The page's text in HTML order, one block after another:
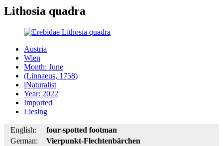
Lithosia quadra
Austria
Wien
Month: June
(Linnaeus, 1758)
iNaturalist
Year: 2022
Imported
Liesing
English:
four-spotted footman
German:
Vierpunkt-Flechtenbärchen